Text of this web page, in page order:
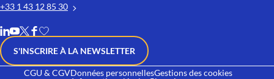
+33 1 43 12 85 30
S'INSCRIRE À LA NEWSLETTER
CGU & CGVDonnées personnellesGestions des cookies